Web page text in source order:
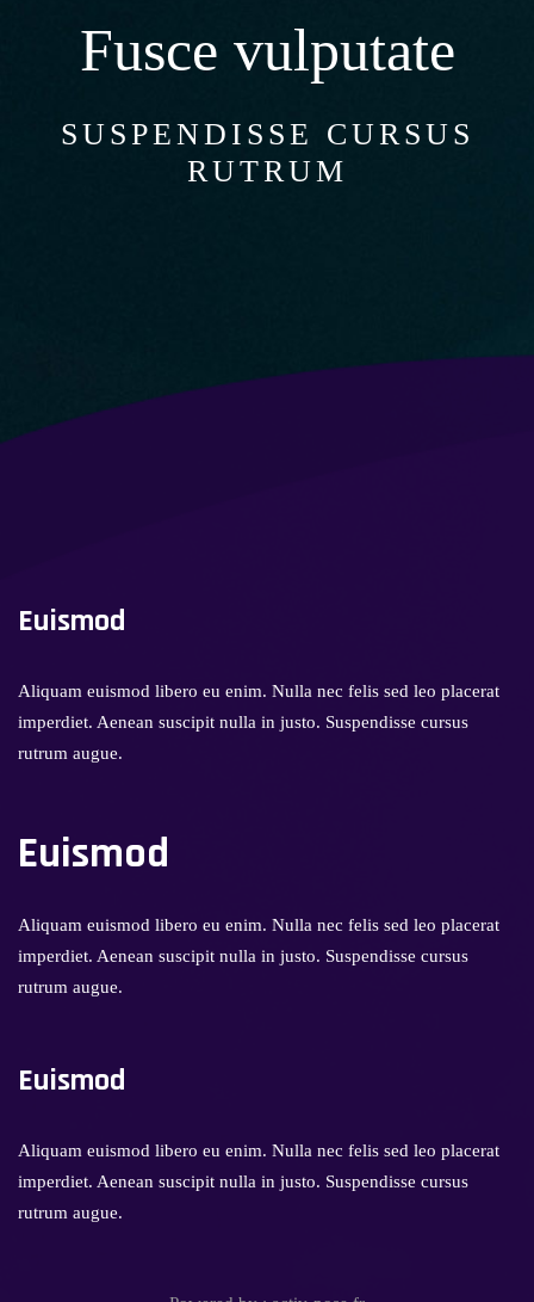
Fusce vulputate
SUSPENDISSE CURSUS
RUTRUM
Euismod
Aliquam euismod libero eu enim. Nulla nec felis sed leo placerat
imperdiet. Aenean suscipit nulla in justo. Suspendisse cursus
rutrum augue.
Euismod
Aliquam euismod libero eu enim. Nulla nec felis sed leo placerat
imperdiet. Aenean suscipit nulla in justo. Suspendisse cursus
rutrum augue.
Euismod
Aliquam euismod libero eu enim. Nulla nec felis sed leo placerat
imperdiet. Aenean suscipit nulla in justo. Suspendisse cursus
rutrum augue.